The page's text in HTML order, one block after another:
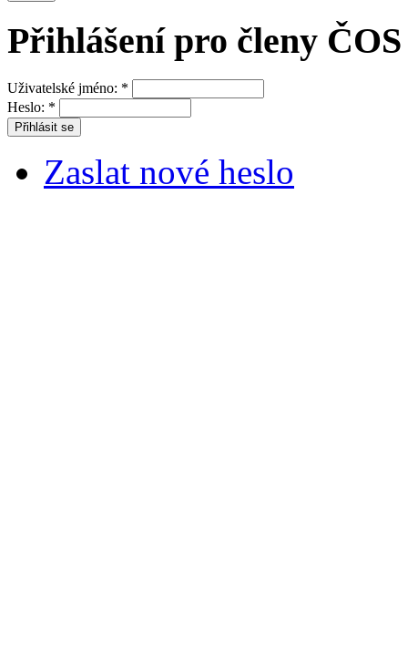
Přihlášení pro členy ČOS
Uživatelské jméno: *
Heslo: *
Zaslat nové heslo